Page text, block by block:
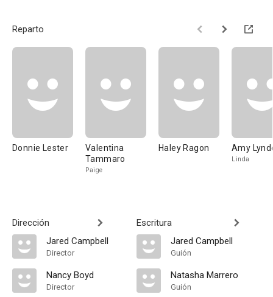
Reparto
Donnie Lester
Valentina
Tammaro
Paige
Haley Ragon Amy
Linda
Dirección
Jared Campbell
Director
Nancy Boyd
Director
Escritura
Jared Campbell
Guión
Natasha Marrero
Guión